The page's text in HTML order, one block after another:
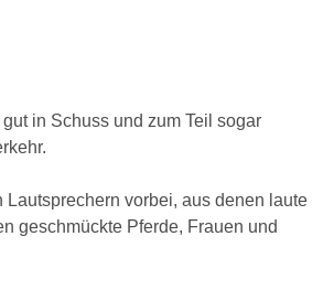
in Schuss und zum Teil sogar
vorbei, aus denen laute
geschmückte Pferde, Frauen und